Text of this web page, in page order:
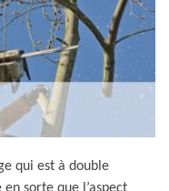
qui est à double
sorte que l’aspect